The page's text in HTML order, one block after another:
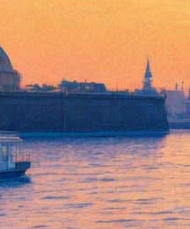
На официальной странице
было опубликовано
Люцернского фестиваля —
фестивалей мира в области
musicAeterna,